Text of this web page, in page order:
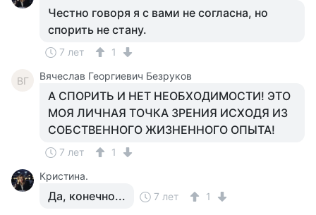
Честно говоря я с вами не согласна, но
спорить не стану.
7 лет 1
ВГ Вячеслав Георгиевич Безруков
А СПОРИТЬ И НЕТ НЕОБХОДИМОСТИ! ЭТО
МОЯ ЛИЧНАЯ ТОЧКА ЗРЕНИЯ ИСХОДЯ ИЗ
СОБСТВЕННОГО ЖИЗНЕННОГО ОПЫТА!
7 лет
1
Кристина.
Да, конечно... 7 лет 1